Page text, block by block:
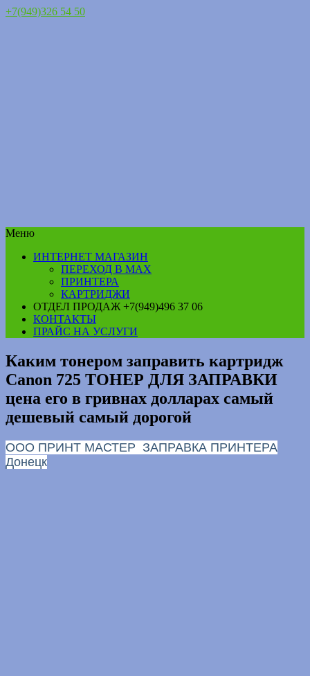
+7(949)326 54 50
Меню
ИНТЕРНЕТ МАГАЗИН
ПЕРЕХОД В MAX
ПРИНТЕРА
КАРТРИДЖИ
ОТДЕЛ ПРОДАЖ +7(949)496 37 06
КОНТАКТЫ
ПРАЙС НА УСЛУГИ
Каким тонером заправить картридж
Canon 725 ТОНЕР ДЛЯ ЗАПРАВКИ
цена его в гривнах долларах самый
дешевый самый дорогой
ООО ПРИНТ МАСТЕР ЗАПРАВКА ПРИНТЕРА
Донецк